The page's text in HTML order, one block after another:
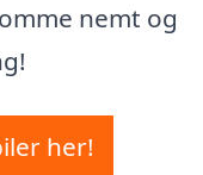
nemt og
her!